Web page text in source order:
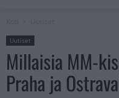
Uutiset
Millaisia MM-
Praha ja